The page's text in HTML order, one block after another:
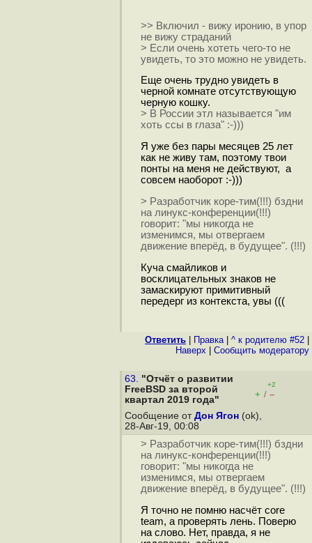
>> Включил - вижу иронию, в упор
не вижу страданий
> Если очень хотеть чего-то не
увидеть, то это можно не увидеть.
Еще очень трудно увидеть в
черной комнате отсутствующую
черную кошку.
> В России этл называется "им
хоть ссы в глаза" :-)))
Я уже без пары месяцев 25 лет
как не живу там, поэтому твои
понты на меня не действуют, а
совсем наоборот :-)))
> Разработчик коре-тим(!!!) бздни
на линукс-конференции(!!!)
говорит: "мы никогда не
изменимся, мы отвергаем
движение вперёд, в будущее". (!!!)
Куча смайликов и
восклицательных знаков не
замаскируют примитивный
передерг из контекста, увы (((
Ответить Правка| ^ к родителю #52
Наверх
Cообщить модератору
63. "Отчёт о развитии
FreeBSD за второй
квартал 2019 года"
+2
+ / –
Сообщение от Дон Ягон (ok),
28-Авг-19, 00:08
> Разработчик коре-тим(!!!) бздни
на линукс-конференции(!!!)
говорит: "мы никогда не
изменимся, мы отвергаем
движение вперёд, в будущее". (!!!)
Я точно не помню насчёт core
team, а проверять лень. Поверю
на слово. Нет, правда, я не